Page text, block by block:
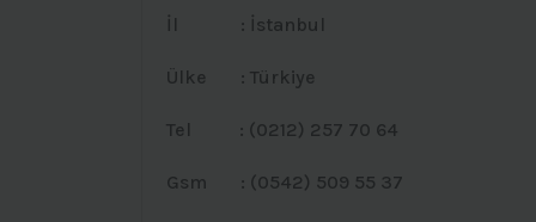
İl : İstanbul
Ülke : Türkiye
Tel : (0212) 257 70 64
Gsm : (0542) 509 55 37